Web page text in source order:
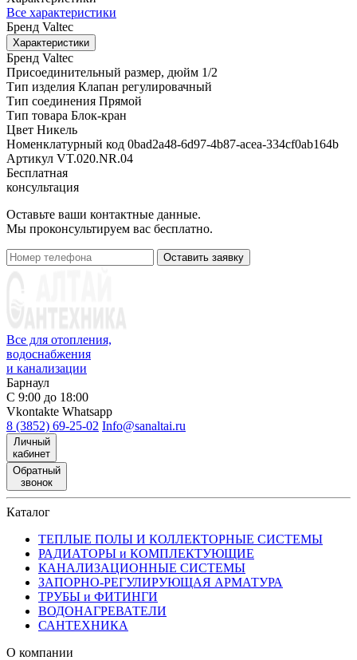
Все характеристики
Бренд Valtec
Характеристики
Бренд Valtec
Присоединительный размер, дюйм 1/2
Тип изделия Клапан регулировачный
Тип соединения Прямой
Тип товара Блок-кран
Цвет Никель
Номенклатурный код 0bad2a48-6d97-4b87-acea-334cf0ab164b
Артикул VT.020.NR.04
Бесплатная
консультация
Оставьте ваши контактные данные.
Мы проконсультируем вас бесплатно.
Оставить заявку
Все для отопления,
водоснабжения
и канализации
Барнаул
С 9:00 до 18:00
Vkontakte Whatsapp
8 (3852) 69-25-02 Info@sanaltai.ru
Личный
кабинет
Обратный
звонок
Каталог
ТЕПЛЫЕ ПОЛЫ И КОЛЛЕКТОРНЫЕ СИСТЕМЫ
РАДИАТОРЫ и КОМПЛЕКТУЮЩИЕ
КАНАЛИЗАЦИОННЫЕ СИСТЕМЫ
ЗАПОРНО-РЕГУЛИРУЮЩАЯ АРМАТУРА
ТРУБЫ и ФИТИНГИ
ВОДОНАГРЕВАТЕЛИ
САНТЕХНИКА
О компании